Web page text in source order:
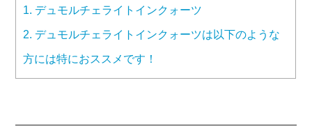
1. デュモルチェライトインクォーツ
2. デュモルチェライトインクォーツは以下のような
方には特におススメです！